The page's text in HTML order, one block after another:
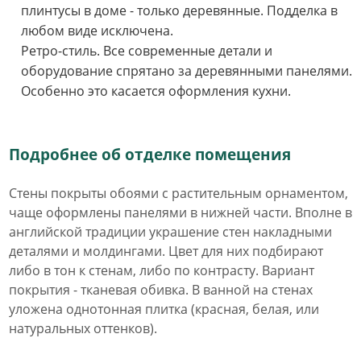
плинтусы в доме - только деревянные. Подделка в
любом виде исключена.
Ретро-стиль. Все современные детали и
оборудование спрятано за деревянными панелями.
Особенно это касается оформления кухни.
Подробнее об отделке помещения
Стены покрыты обоями с растительным орнаментом,
чаще оформлены панелями в нижней части. Вполне в
английской традиции украшение стен накладными
деталями и молдингами. Цвет для них подбирают
либо в тон к стенам, либо по контрасту. Вариант
покрытия - тканевая обивка. В ванной на стенах
уложена однотонная плитка (красная, белая, или
натуральных оттенков).